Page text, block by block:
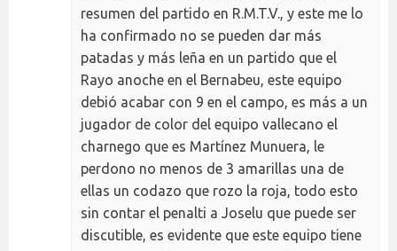
resumen del partido en R.M.T.V., y este me lo
ha confirmado no se pueden dar más
patadas y más leña en un partido que el
Rayo anoche en el Bernabeu, este equipo
debió acabar con 9 en el campo, es más a un
jugador de color del equipo vallecano el
charnego que es Martínez Munuera, le
perdono no menos de 3 amarillas una de
ellas un codazo que rozo la roja, todo esto
sin contar el penalti a Joselu que puede ser
discutible, es evidente que este equipo tiene